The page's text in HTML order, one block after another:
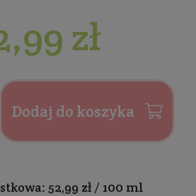
zł
Dodaj do koszyka
52,99 zł / 100 ml